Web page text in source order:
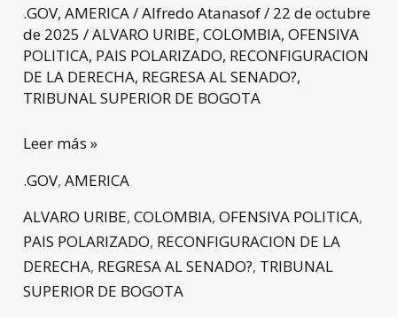
.GOV,AMERICA/Alfredo Atanasof/ 22 de octubre
de 2025/ALVARO URIBE,COLOMBIA,OFENSIVA
POLITICA, PAIS POLARIZADO, RECONFIGURACION
DE LA DERECHA, REGRESA AL SENADO?,
TRIBUNAL SUPERIOR DE BOGOTA
Leer más »
.GOV,AMERICA
ALVARO URIBE,COLOMBIA,OFENSIVA POLITICA,
PAIS POLARIZADO, RECONFIGURACION DE LA
DERECHA, REGRESA AL SENADO?, TRIBUNAL
SUPERIOR DE BOGOTA